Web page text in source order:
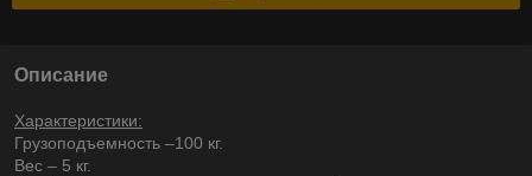
Описание
Характеристики:
Грузоподъемность –100 кг.
Вес – 5 кг.